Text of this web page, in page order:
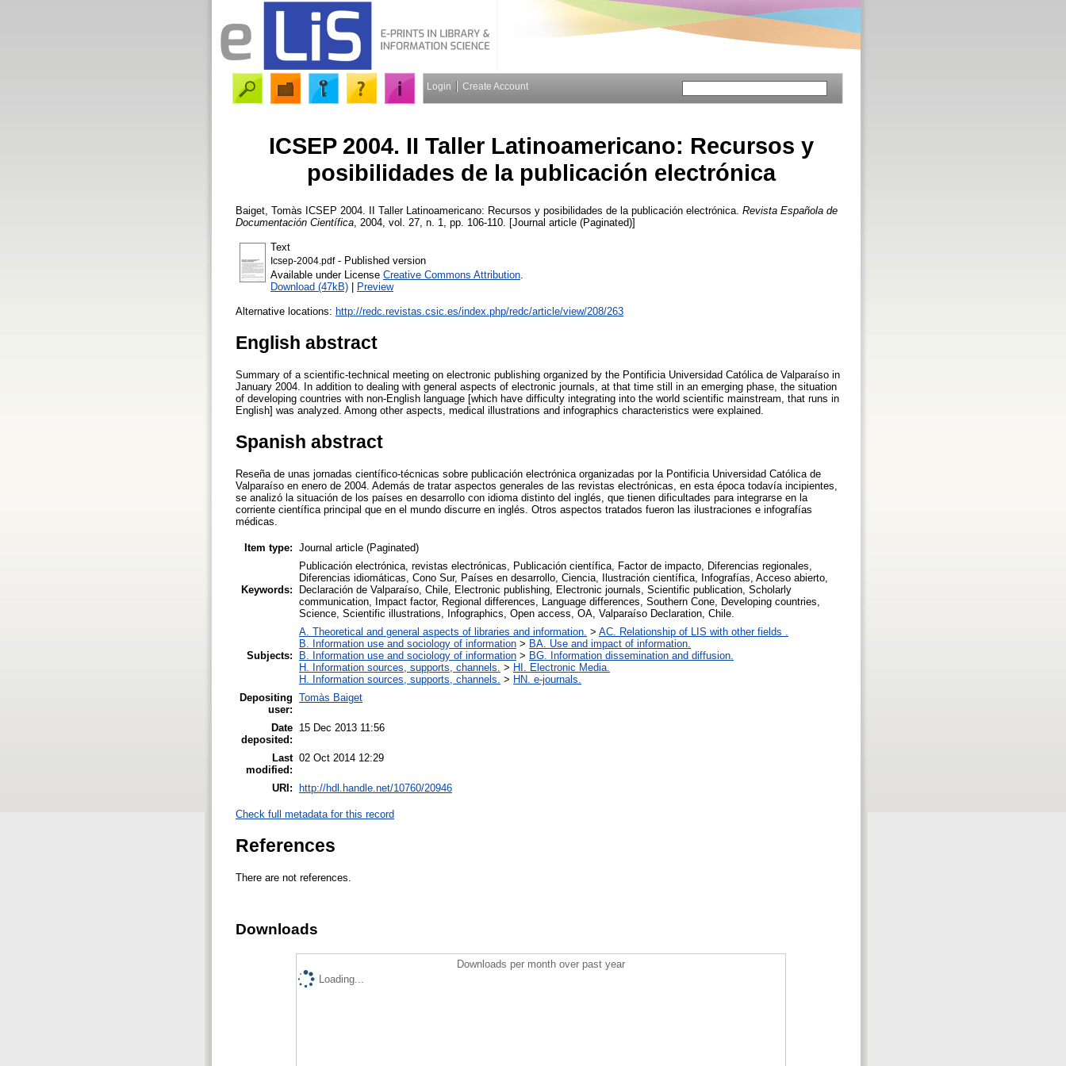
Login Create Account
ICSEP 2004. II Taller Latinoamericano: Recursos y
posibilidades de la publicación electrónica
Baiget, Tomàs ICSEP 2004. II Taller Latinoamericano: Recursos y posibilidades de la publicación electrónica. Revista Española de
Documentación Científica , 2004, vol. 27, n. 1, pp. 106-110. [Journal article (Paginated)]
Text
Icsep-2004.pdf- Published version
Available under License Creative Commons Attribution
Download (47kB) | Preview
Alternative locations: http://redc.revistas.csic.es/index.php/redc/article/view/208/263
English abstract
Summary of a scientific-technical meeting on electronic publishing organized by the Pontificia Universidad Católica de Valparaíso in
January 2004. In addition to dealing with general aspects of electronic journals, at that time still in an emerging phase, the situation
of developing countries with non-English language [which have difficulty integrating into the world scientific mainstream, that runs in
English] was analyzed. Among other aspects, medical illustrations and infographics characteristics were explained.
Spanish abstract
Reseña de unas jornadas científico-técnicas sobre publicación electrónica organizadas por la Pontificia Universidad Católica de
Valparaíso en enero de 2004. Además de tratar aspectos generales de las revistas electrónicas, en esta época todavía incipientes,
se analizó la situación de los países en desarrollo con idioma distinto del inglés, que tienen dificultades para integrarse en la
corriente científica principal que en el mundo discurre en inglés. Otros aspectos tratados fueron las ilustraciones e infografías
médicas.
Item type: Journal article (Paginated)
Keywords:
Publicación electrónica, revistas electrónicas, Publicación científica, Factor de impacto, Diferencias regionales,
Diferencias idiomáticas, Cono Sur, Países en desarrollo, Ciencia, Ilustración científica, Infografías, Acceso abierto,
Declaración de Valparaíso, Chile, Electronic publishing, Electronic journals, Scientific publication, Scholarly
communication, Impact factor, Regional differences, Language differences, Southern Cone, Developing countries,
Science, Scientific illustrations, Infographics, Open access, OA, Valparaíso Declaration, Chile.
Subjects:
A. Theoretical and general aspects of libraries and information. > AC. Relationship of LIS with other fields .
B. Information use and sociology of information > BA. Use and impact of information.
B. Information use and sociology of information > BG. Information dissemination and diffusion.
H. Information sources, supports, channels. > HI. Electronic Media.
H. Information sources, supports, channels. > HN. e-journals.
Depositing
user:
Tomàs Baiget
Date
deposited:
15 Dec 2013 11:56
Last
modified:
02 Oct 2014 12:29
URI: http://hdl.handle.net/10760/20946
Check full metadata for this record
References
There are not references.
Downloads
Downloads per month over past year
Loading...